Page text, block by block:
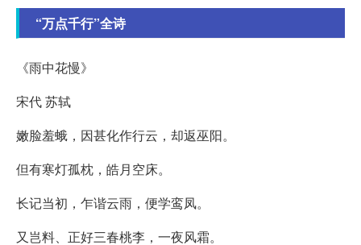
“万点千行”全诗
《雨中花慢》
宋代 苏轼
嫩脸羞蛾，因甚化作行云，却返巫阳。
但有寒灯孤枕，皓月空床。
长记当初，乍谐云雨，便学鸾凤。
又岂料、正好三春桃李，一夜风霜。